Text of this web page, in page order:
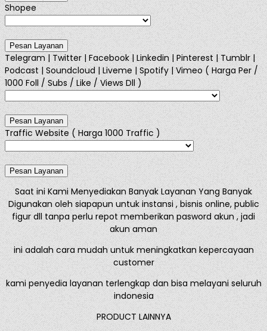
Shopee
Telegram | Twitter | Facebook | Linkedin | Pinterest | Tumblr |
Podcast | Soundcloud | Liveme | Spotify | Vimeo ( Harga Per /
1000 Foll / Subs / Like / Views Dll )
Traffic Website ( Harga 1000 Traffic )
Saat ini Kami Menyediakan Banyak Layanan Yang Banyak
Digunakan oleh siapapun untuk instansi , bisnis online, public
figur dll tanpa perlu repot memberikan pasword akun , jadi
akun aman
ini adalah cara mudah untuk meningkatkan kepercayaan
customer
kami penyedia layanan terlengkap dan bisa melayani seluruh
indonesia
PRODUCT LAINNYA